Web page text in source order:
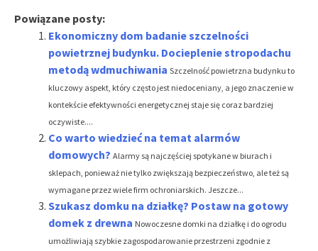
Powiązane posty:
Ekonomiczny dom badanie szczelności
powietrznej budynku. Docieplenie stropodachu
metodą wdmuchiwania Szczelność powietrzna budynku to
kluczowy aspekt, który często jest niedoceniany, a jego znaczenie w
kontekście efektywności energetycznej staje się coraz bardziej
oczywiste....
Co warto wiedzieć na temat alarmów
domowych? Alarmy są najczęściej spotykane w biurach i
sklepach, ponieważ nie tylko zwiększają bezpieczeństwo, ale też są
wymagane przez wiele firm ochroniarskich. Jeszcze...
Szukasz domku na działkę? Postaw na gotowy
domek z drewna Nowoczesne domki na działkę i do ogrodu
umożliwiają szybkie zagospodarowanie przestrzeni zgodnie z